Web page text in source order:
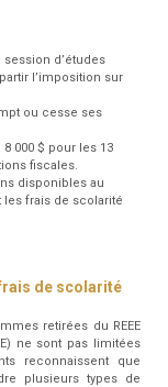
d’études
l’imposition sur
ou cesse ses
000 $ pour les 13
fiscales.
disponibles au
frais de scolarité
de scolarité
retirées du REEE
ne sont pas limitées
reconnaissent que
plusieurs types de